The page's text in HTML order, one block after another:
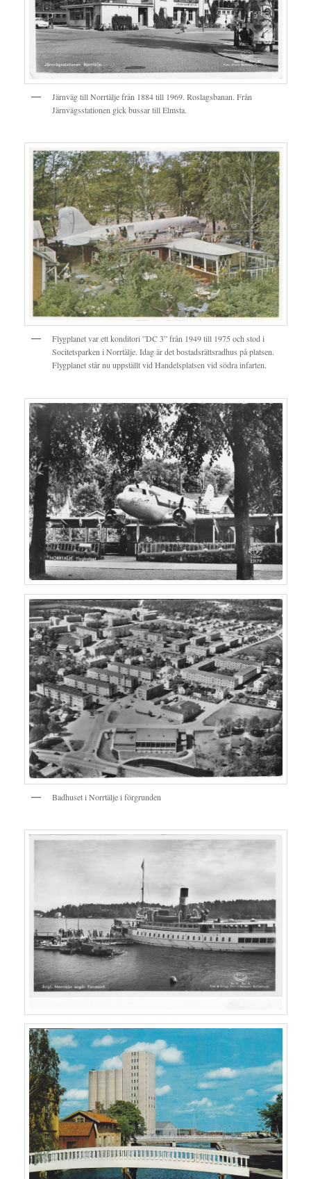
Järnväg till Norrtälje från 1884 till 1969. Roslagsbanan. Från
Järnvägsstationen gick bussar till Elmsta.
Flygplanet var ett konditori ”DC 3” från 1949 till 1975 och stod i
Socitetsparken i Norrtälje. Idag är det bostadsrättsradhus på platsen.
Flygplanet står nu uppställt vid Handelsplatsen vid södra infarten.
Badhuset i Norrtälje i förgrunden